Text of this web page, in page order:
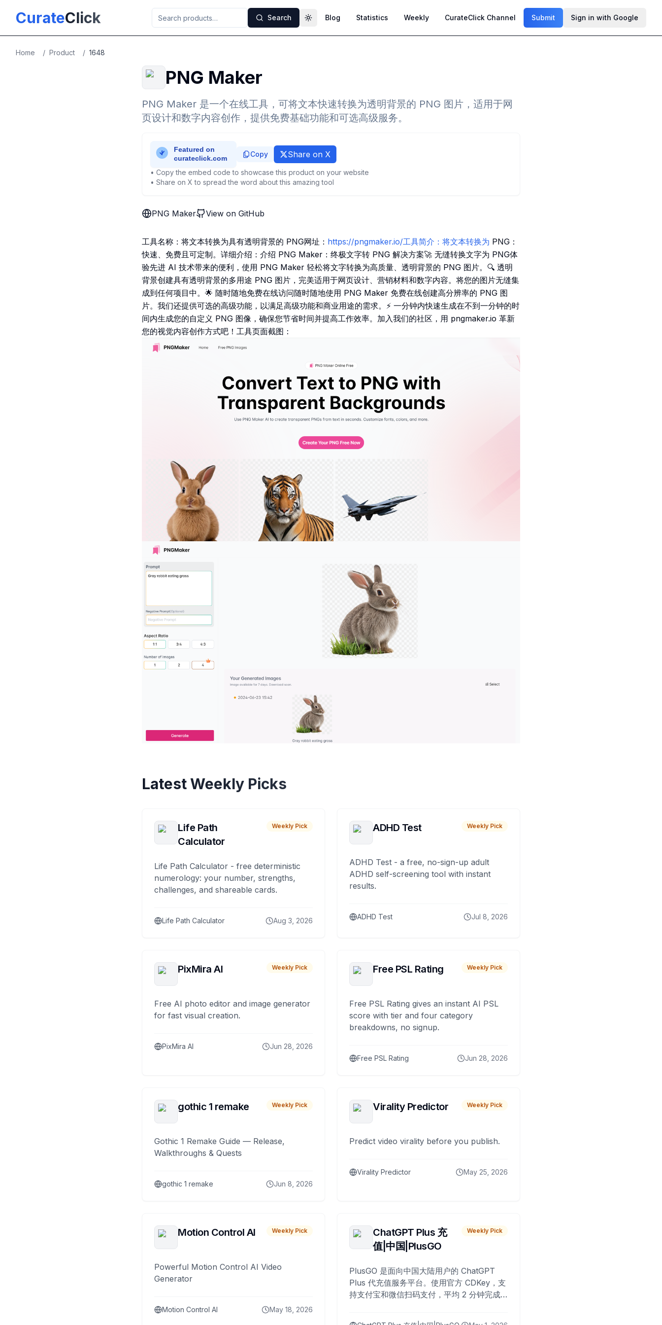
CurateClick Search Toggle theme
Blog Statistics Weekly CurateClick Channel Submit Sign in with Google
Home / Product / 1648
PNG Maker
PNG Maker 是一个在线工具，可将文本快速转换为透明背景的 PNG 图片，适用于网
页设计和数字内容创作，提供免费基础功能和可选高级服务。
Copy Share on X
• Copy the embed code to showcase this product on your website
• Share on X to spread the word about this amazing tool
PNG Maker View on GitHub
工具名称：将文本转换为具有透明背景的 PNG网址： https://pngmaker.io/工具简介：将文本转换为 PNG：
快速、免费且可定制。详细介绍：介绍 PNG Maker：终极文字转 PNG 解决方案🚀 无缝转换文字为 PNG体
验先进 AI 技术带来的便利，使用 PNG Maker 轻松将文字转换为高质量、透明背景的 PNG 图片。🔍 透明
背景创建具有透明背景的多用途 PNG 图片，完美适用于网页设计、营销材料和数字内容。将您的图片无缝集
成到任何项目中。🌟 随时随地免费在线访问随时随地使用 PNG Maker 免费在线创建高分辨率的 PNG 图
片。我们还提供可选的高级功能，以满足高级功能和商业用途的需求。⚡ 一分钟内快速生成在不到一分钟的时
间内生成您的自定义 PNG 图像，确保您节省时间并提高工作效率。加入我们的社区，用 pngmaker.io 革新
您的视觉内容创作方式吧！工具页面截图：
Latest Weekly Picks
Life Path
Calculator
Weekly Pick
Life Path Calculator - free deterministic
numerology: your number, strengths,
challenges, and shareable cards.
Life Path Calculator Aug 3, 2026
ADHD Test Weekly Pick
ADHD Test - a free, no-sign-up adult
ADHD self-screening tool with instant
results.
ADHD Test Jul 8, 2026
PixMira AI Weekly Pick
Free AI photo editor and image generator
for fast visual creation.
PixMira AI Jun 28, 2026
Free PSL Rating Weekly Pick
Free PSL Rating gives an instant AI PSL
score with tier and four category
breakdowns, no signup.
Free PSL Rating Jun 28, 2026
gothic 1 remake Weekly Pick
Gothic 1 Remake Guide — Release,
Walkthroughs & Quests
gothic 1 remake Jun 8, 2026
Virality Predictor Weekly Pick
Predict video virality before you publish.
Virality Predictor May 25, 2026
Motion Control AI Weekly Pick
Powerful Motion Control AI Video
Generator
Motion Control AI May 18, 2026
ChatGPT Plus 充
值|中国|PlusGO
Weekly Pick
PlusGO 是面向中国大陆用户的 ChatGPT
Plus 代充值服务平台。使用官方 CDKey，支
持支付宝和微信扫码支付，平均 2 分钟完成